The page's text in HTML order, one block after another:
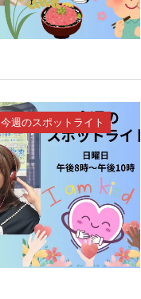
今週のスポットライト